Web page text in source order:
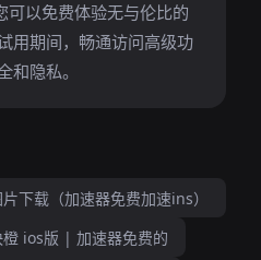
以免费体验无与伦比的
用期间，畅通访问高级功
和隐私。
下载（加速器免费加速ins）
ios版 | 加速器免费的